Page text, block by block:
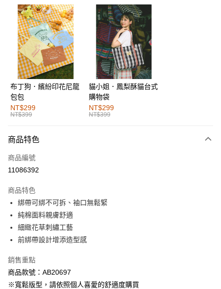
購物金
超商取貨付款
LINE Pay
街口支付
運送方式
全家取貨付款
每筆NT$60，滿NT$1,000(含以上)免運費
付款後全家取貨
萊爾富取貨付款
付款後萊爾富取貨
每筆NT$60，滿NT$1,000(含以上)免運費
7-11取貨付款
每筆NT$60，滿NT$1,000(含以上)免運費
付款後7-11取貨
每筆NT$60，滿NT$1,000(含以上)免運費
布丁狗．繽紛印花尼龍
包包
NT$299
NT$399
貓小姐．鳳梨酥貓台式
購物袋
NT$299
NT$399
商品特色
商品編號
11086392
商品特色
綁帶可綁不可拆、袖口無鬆緊
純棉面料親膚舒適
細緻花草刺繡工藝
前綁帶設計增添造型感
銷售重點
商品款號：AB20697
※寬鬆版型，請依照個人喜愛的舒適度購買